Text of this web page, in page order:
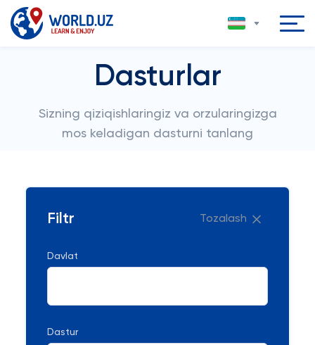
Dasturlar
Sizning qiziqishlaringiz va orzularingizga
mos keladigan dasturni tanlang
Filtr Tozalash
Davlat
Dastur